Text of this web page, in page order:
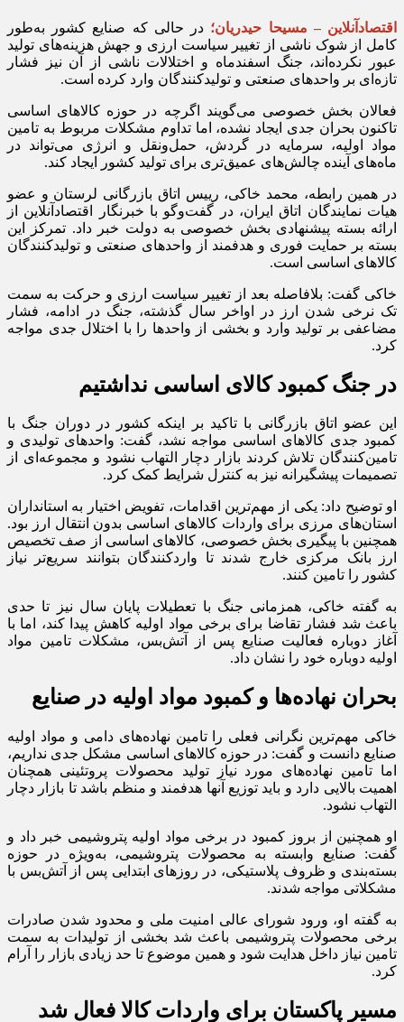
اقتصادآنلاین – مسیحا حیدریان؛ در حالی که صنایع کشور به‌طور
کامل از شوک ناشی از تغییر سیاست ارزی و جهش هزینه‌های تولید
عبور نکرده‌اند، جنگ اسفندماه و اختلالات ناشی از آن نیز فشار
تازه‌ای بر واحدهای صنعتی و تولیدکنندگان وارد کرده است.
فعالان بخش خصوصی می‌گویند اگرچه در حوزه کالاهای اساسی
تاکنون بحران جدی ایجاد نشده، اما تداوم مشکلات مربوط به تامین
مواد اولیه، سرمایه در گردش، حمل‌ونقل و انرژی می‌تواند در
ماه‌های آینده چالش‌های عمیق‌تری برای تولید کشور ایجاد کند.
در همین رابطه، محمد خاکی، رییس اتاق بازرگانی لرستان و عضو
هیات نمایندگان اتاق ایران، در گفت‌وگو با خبرنگار اقتصادآنلاین از
ارائه بسته پیشنهادی بخش خصوصی به دولت خبر داد. تمرکز این
بسته بر حمایت فوری و هدفمند از واحدهای صنعتی و تولیدکنندگان
کالاهای اساسی است.
خاکی گفت: بلافاصله بعد از تغییر سیاست ارزی و حرکت به سمت
تک نرخی شدن ارز در اواخر سال گذشته، جنگ در ادامه، فشار
مضاعفی بر تولید وارد و بخشی از واحدها را با اختلال جدی مواجه
کرد.
در جنگ کمبود کالای اساسی نداشتیم
این عضو اتاق بازرگانی با تاکید بر اینکه کشور در دوران جنگ با
کمبود جدی کالاهای اساسی مواجه نشد، گفت: واحدهای تولیدی و
تامین‌کنندگان تلاش کردند بازار دچار التهاب نشود و مجموعه‌ای از
تصمیمات پیشگیرانه نیز به کنترل شرایط کمک کرد.
او توضیح داد: یکی از مهم‌ترین اقدامات، تفویض اختیار به استانداران
استان‌های مرزی برای واردات کالاهای اساسی بدون انتقال ارز بود.
همچنین با پیگیری بخش خصوصی، کالاهای اساسی از صف تخصیص
ارز بانک مرکزی خارج شدند تا واردکنندگان بتوانند سریع‌تر نیاز
کشور را تامین کنند.
به گفته خاکی، همزمانی جنگ با تعطیلات پایان سال نیز تا حدی
باعث شد فشار تقاضا برای برخی مواد اولیه کاهش پیدا کند، اما با
آغاز دوباره فعالیت صنایع پس از آتش‌بس، مشکلات تامین مواد
اولیه دوباره خود را نشان داد.
بحران نهاده‌ها و کمبود مواد اولیه در صنایع
خاکی مهم‌ترین نگرانی فعلی را تامین نهاده‌های دامی و مواد اولیه
صنایع دانست و گفت: در حوزه کالاهای اساسی مشکل جدی نداریم،
اما تامین نهاده‌های مورد نیاز تولید محصولات پروتئینی همچنان
اهمیت بالایی دارد و باید توزیع آنها هدفمند و منظم باشد تا بازار دچار
التهاب نشود.
او همچنین از بروز کمبود در برخی مواد اولیه پتروشیمی خبر داد و
گفت: صنایع وابسته به محصولات پتروشیمی، به‌ویژه در حوزه
بسته‌بندی و ظروف پلاستیکی، در روزهای ابتدایی پس از آتش‌بس با
مشکلاتی مواجه شدند.
به گفته او، ورود شورای عالی امنیت ملی و محدود شدن صادرات
برخی محصولات پتروشیمی باعث شد بخشی از تولیدات به سمت
تامین نیاز داخل هدایت شود و همین موضوع تا حد زیادی بازار را آرام
کرد.
مسیر پاکستان برای واردات کالا فعال شد